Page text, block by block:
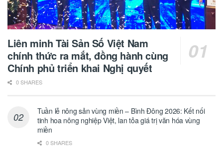
Liên minh Tài Sản Số Việt Nam
chính thức ra mắt, đồng hành cùng
Chính phủ triển khai Nghị quyết
0 SHARES
Tuần lễ nông sản vùng miền – Bình Đông 2026: Kết nối
tinh hoa nông nghiệp Việt, lan tỏa giá trị văn hóa vùng
miền
0 SHARES